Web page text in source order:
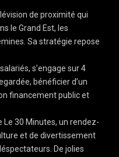
de proximité qui
le Grand Est, les
Sa stratégie repose
s’engage sur 4
bénéficier d’un
financement public et
Le 30 Minutes, un rendez-
et de divertissement
De jolies